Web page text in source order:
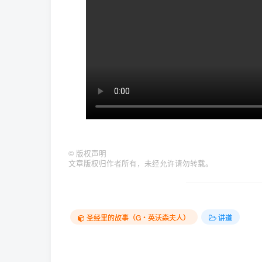
© 版权声明
文章版权归作者所有，未经允许请勿转载。
圣经里的故事（G‧英沃森夫人） 讲道